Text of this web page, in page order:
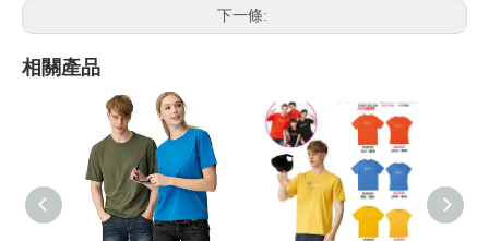
下一條:
相關產品